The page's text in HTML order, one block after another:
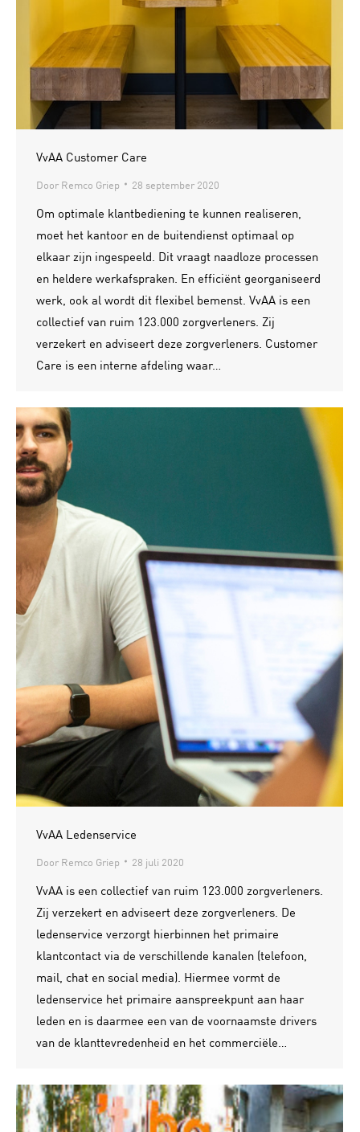
VvAA Customer Care
Door Remco Griep 28 september 2020
Om optimale klantbediening te kunnen realiseren,
moet het kantoor en de buitendienst optimaal op
elkaar zijn ingespeeld. Dit vraagt naadloze processen
en heldere werkafspraken. En efficiënt georganiseerd
werk, ook al wordt dit flexibel bemenst. VvAA is een
collectief van ruim 123.000 zorgverleners. Zij
verzekert en adviseert deze zorgverleners. Customer
Care is een interne afdeling waar…
VvAA Ledenservice
Door Remco Griep 28 juli 2020
VvAA is een collectief van ruim 123.000 zorgverleners.
Zij verzekert en adviseert deze zorgverleners. De
ledenservice verzorgt hierbinnen het primaire
klantcontact via de verschillende kanalen (telefoon,
mail, chat en social media). Hiermee vormt de
ledenservice het primaire aanspreekpunt aan haar
leden en is daarmee een van de voornaamste drivers
van de klanttevredenheid en het commerciële…